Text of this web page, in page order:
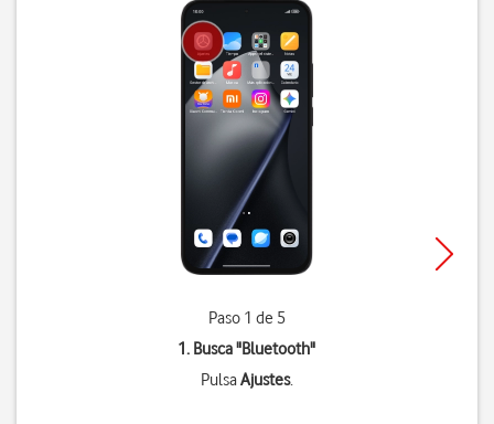
Paso 1 de 5
1. Busca "Bluetooth"
PulsaAjustes.